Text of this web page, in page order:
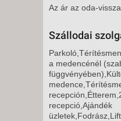
Az ár az oda-
Szállodai
a medencénél
recepció,Ajándék